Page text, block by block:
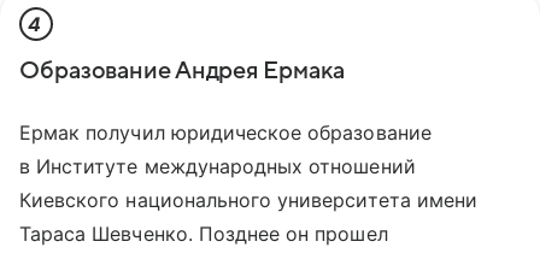
4
Образование Андрея Ермака
Ермак получил юридическое образование
в Институте международных отношений
Киевского национального университета имени
Тараса Шевченко. Позднее он прошел